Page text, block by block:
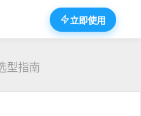
立即使用
型指南